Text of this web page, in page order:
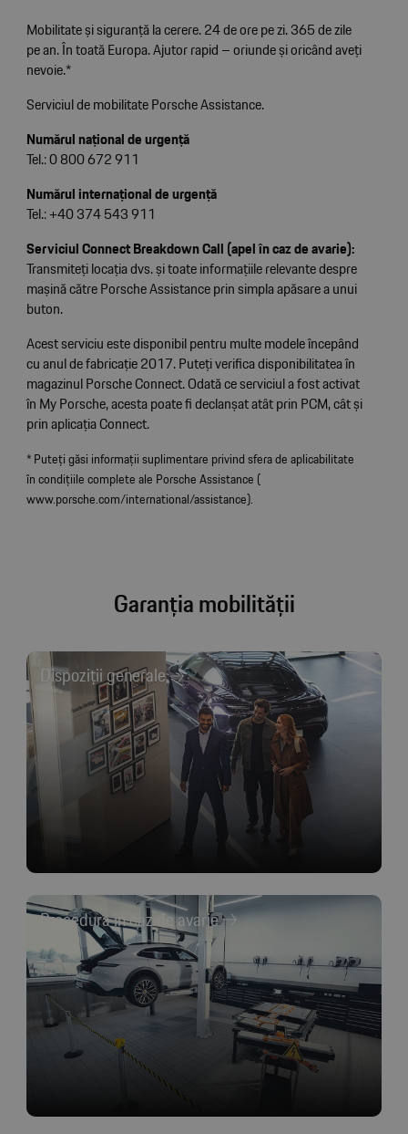
Mobilitate și siguranță la cerere. 24 de ore pe zi. 365 de zile
pe an. În toată Europa. Ajutor rapid – oriunde și oricând aveți
nevoie.*
Serviciul de mobilitate Porsche Assistance.
Numărul național de urgență
Tel.: 0 800 672 911
Numărul internațional de urgență
Tel.: +40 374 543 911
Serviciul Connect Breakdown Call (apel în caz de avarie):
Transmiteți locația dvs. și toate informațiile relevante despre
mașină către Porsche Assistance prin simpla apăsare a unui
buton.
Acest serviciu este disponibil pentru multe modele începând
cu anul de fabricație 2017. Puteți verifica disponibilitatea în
magazinul Porsche Connect. Odată ce serviciul a fost activat
în My Porsche, acesta poate fi declanșat atât prin PCM, cât și
prin aplicația Connect.
* Puteți găsi informații suplimentare privind sfera de aplicabilitate
în condițiile complete ale Porsche Assistance (
www.porsche.com/international/assistance).
Garanția mobilității
Dispoziții generale
Procedura în caz de avarie